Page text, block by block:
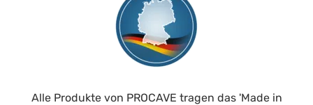
Alle Produkte von PROCAVE tragen das 'Made in